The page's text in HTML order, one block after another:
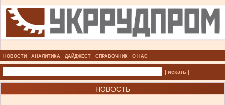
НОВОСТИ АНАЛИТИКА ДАЙДЖЕСТ СПРАВОЧНИК О НАС
| искать |
НОВОСТЬ